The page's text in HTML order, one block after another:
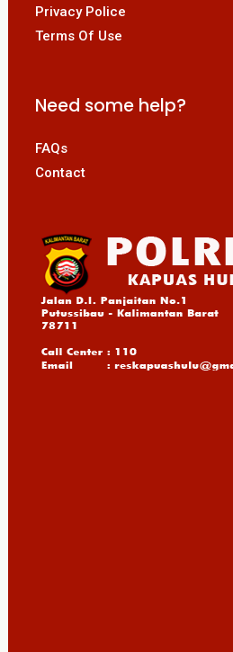
Privacy Police
Terms Of Use
Need some help?
FAQs
Contact